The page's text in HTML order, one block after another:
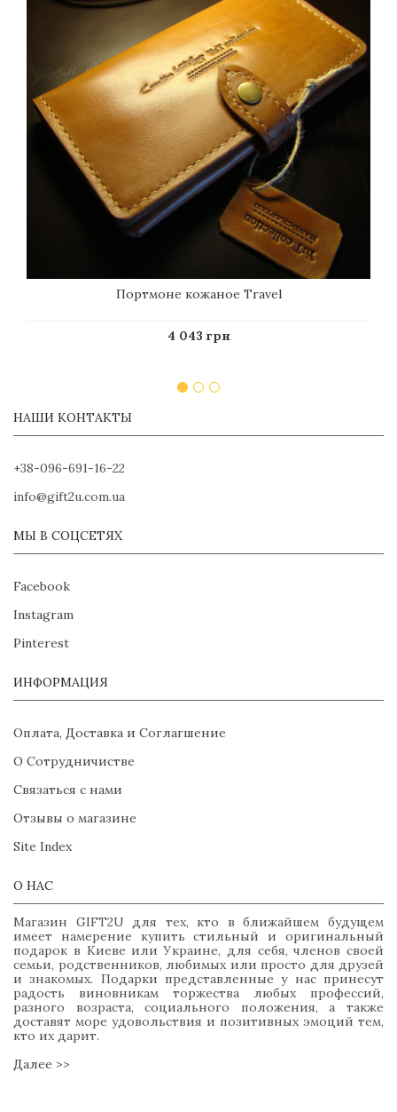
Портмоне кожаное Тravel
4 043 грн
НАШИ КОНТАКТЫ
+38-096-691-16-22
info@gift2u.com.ua
МЫ В СОЦСЕТЯХ
Facebook
Instagram
Pinterest
ИНФОРМАЦИЯ
Оплата, Доставка и Соглагшение
О Сотрудничистве
Связаться с нами
Отзывы о магазине
Site Index
О НАС
Магазин GIFT2U для тех, кто в ближайшем будущем
имеет намерение купить стильный и оригинальный
подарок в Киеве или Украине, для себя, членов своей
семьи, родственников, любимых или просто для друзей
и знакомых. Подарки представленные у нас принесут
радость виновникам торжества любых профессий,
разного возраста, социального положения, а также
доставят море удовольствия и позитивных эмоций тем,
кто их дарит.
Далее >>